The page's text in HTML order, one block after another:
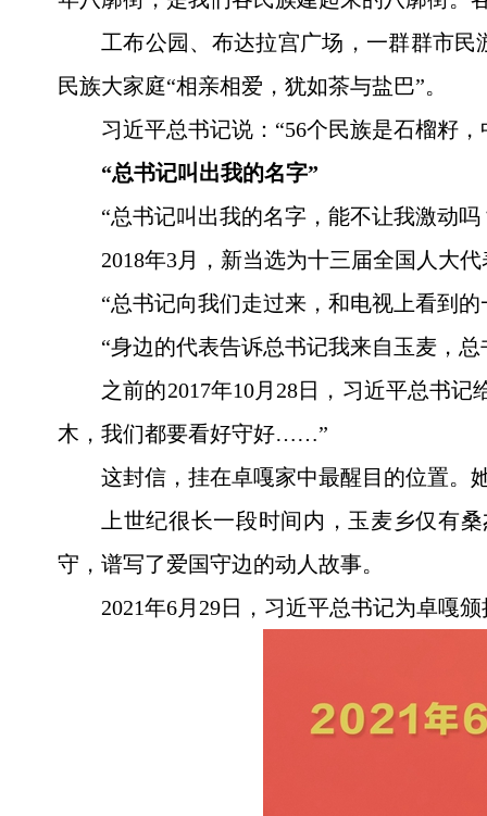
工布公园、布达拉宫广场，一群群市
民族大家庭“相亲相爱，犹如茶与盐巴”。
习近平总书记说：“56个民族是石榴籽
“总书记叫出我的名字”
“总书记叫出我的名字，能不让我激动
2018年3月，新当选为十三届全国人大
“总书记向我们走过来，和电视上看到
“身边的代表告诉总书记我来自玉麦，
之前的2017年10月28日，习近平总书
木，我们都要看好守好……”
这封信，挂在卓嘎家中最醒目的位置。
上世纪很长一段时间内，玉麦乡仅有
守，谱写了爱国守边的动人故事。
2021年6月29日，习近平总书记为卓嘎